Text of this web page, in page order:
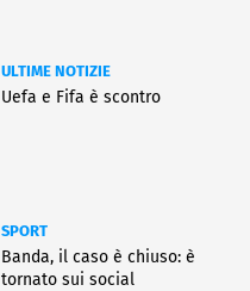
ULTIME NOTIZIE
Uefa e Fifa è scontro
SPORT
Banda, il caso è chiuso: è
tornato sui social